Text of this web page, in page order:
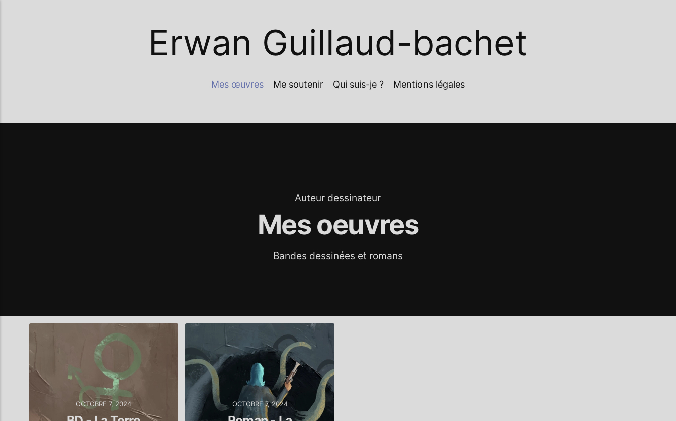
Erwan Guillaud-bachet
Mes œuvres Me soutenir Qui suis-je ? Mentions légales
Auteur dessinateur
Mes oeuvres
Bandes dessinées et romans
OCTOBRE 7, 2024 OCTOBRE 7, 2024